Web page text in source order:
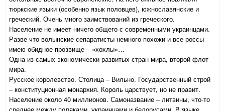
тюркские языки (особенно язык половцев), южнославянские и
греческий. Очень много заимствований из греческого.
Население не имеет ничего общего с современными украинцами.
Разве что волынские сепаратисты немного похожи и все россы
имею обидное прозвище – «хохлы»…
Одна из самых экономически развитых стран мира, второй флот
мира.
Русское королевство. Столица – Вильно. Государственный строй
– конституционная монархия. Король царствует, но не правит.
Население около 40 миллионов. Самоназвание – литвины, что-то
среднее между поляками, украинцами и белорусами. В языке